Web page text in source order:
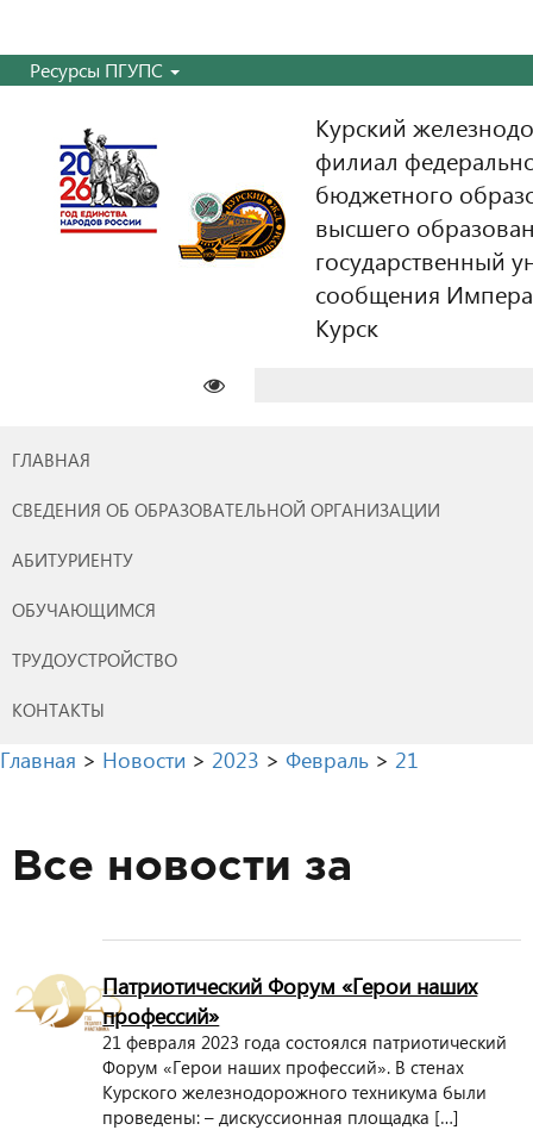
Ресурсы ПГУПС
Курский
филиал
бюджетного
высшего
государственный
сообщения
Курск
ГЛАВНАЯ
СВЕДЕНИЯ ОБ ОБРАЗОВАТЕЛЬНОЙ ОРГАНИЗАЦИИ
АБИТУРИЕНТУ
ОБУЧАЮЩИМСЯ
ТРУДОУСТРОЙСТВО
КОНТАКТЫ
Главная > Новости > 2023 > Февраль > 21
Все новости за
Патриотический Форум «Герои наших
профессий»
21 февраля 2023 года состоялся патриотический
Форум «Герои наших профессий». В стенах
Курского железнодорожного техникума были
проведены: – дискуссионная площадка […]